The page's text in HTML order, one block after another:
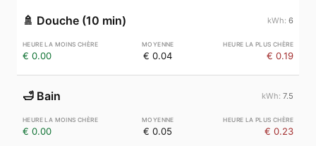
🚿 Douche (10 min) 6
€ 0.00 € 0.04 € 0.19
🛁 Bain 7.5
€ 0.00 € 0.05 € 0.23